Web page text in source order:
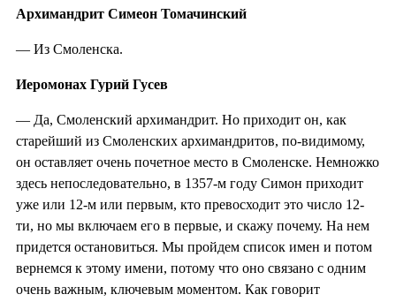
Архимандрит Симеон Томачинский
— Из Смоленска.
Иеромонах Гурий Гусев
— Да, Смоленский архимандрит. Но приходит он, как
старейший из Смоленских архимандритов, по-видимому,
он оставляет очень почетное место в Смоленске. Немножко
здесь непоследовательно, в 1357-м году Симон приходит
уже или 12-м или первым, кто превосходит это число 12-
ти, но мы включаем его в первые, и скажу почему. На нем
придется остановиться. Мы пройдем список имен и потом
вернемся к этому имени, потому что оно связано с одним
очень важным, ключевым моментом. Как говорит